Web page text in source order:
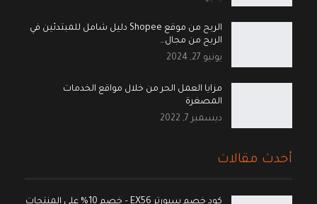
الربح من موقع Shopee دليل شامل للمبتدئين في
الربح من مجال…
يونيو 27, 2024
مزايا العمل الحر من خلال مواقع الخدمات
المصغرة
ديسمبر 7, 2022
أحدث مقالات
كود خصم سبورتر EX56 – خصم 10% على المنتجات